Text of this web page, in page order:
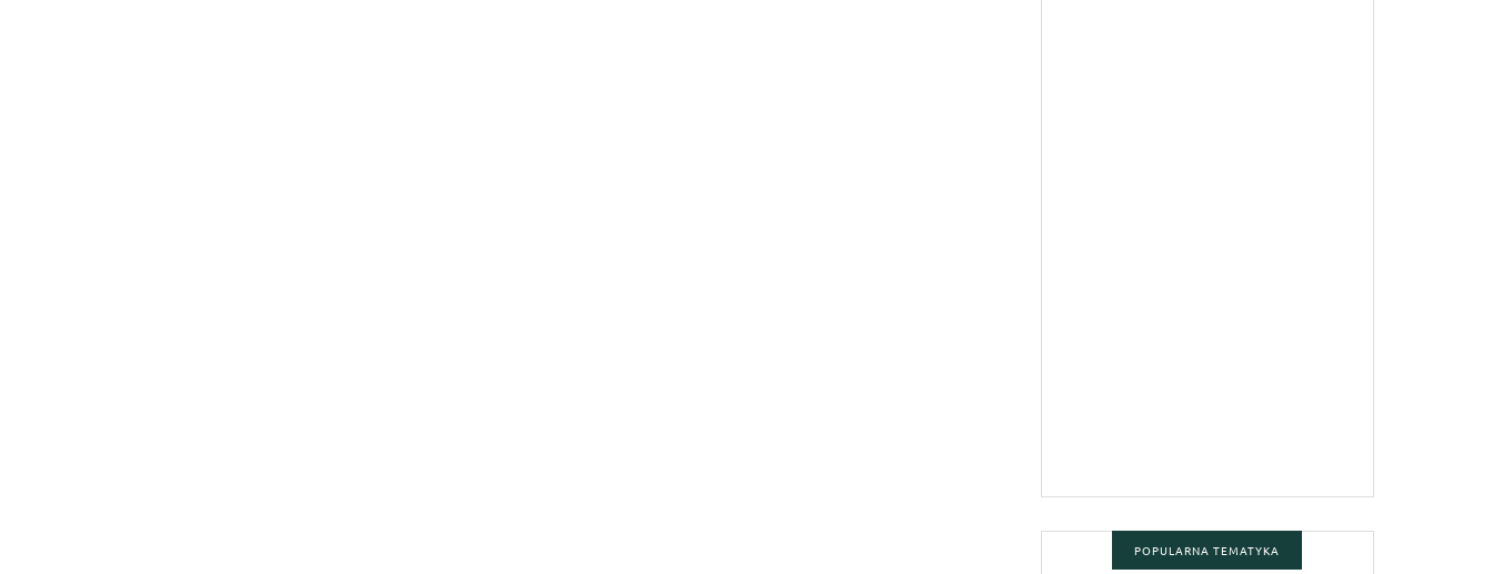
POPULARNA TEMATYKA